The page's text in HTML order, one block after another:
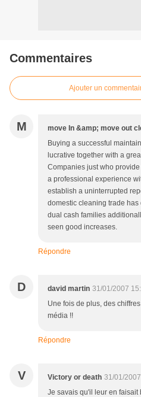
Commentaires
Ajouter un
M move In &amp; move out
Buying a successful
lucrative together with a
Companies just who
a professional experience
establish a uninterrupted
domestic cleaning trade
dual cash families
seen good increases.
Répondre
D david martin 31/01/2007
Une fois de plus, des
média !!
Répondre
V Victory or death 31/01/
Je savais qu'il leur en faisait